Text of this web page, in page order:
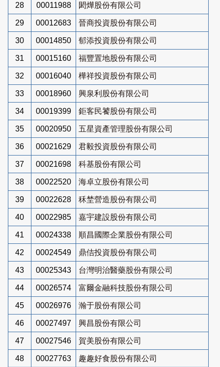
28 00011988 閎燁股份有限公司
29 00012683 晉商投資股份有限公司
30 00014850 郁添投資股份有限公司
31 00015160 福豐置地股份有限公司
32 00016040 樺祥投資股份有限公司
33 00018960 興泉利股份有限公司
34 00019399 鉅客民饕股份有限公司
35 00020950 五星資產管理股份有限公司
36 00021629 君毅投資股份有限公司
37 00021698 科基股份有限公司
38 00022520 海卓立股份有限公司
39 00022628 秝埜營造股份有限公司
40 00022985 嘉宇建設股份有限公司
41 00024338 順昌國際企業股份有限公司
42 00024549 鼎佶投資股份有限公司
43 00025343 台灣明治醫藥股份有限公司
44 00026574 富爾金融科技股份有限公司
45 00026976 瀚于股份有限公司
46 00027497 興昌股份有限公司
47 00027546 賀美股份有限公司
48 00027763 趣趣好食股份有限公司